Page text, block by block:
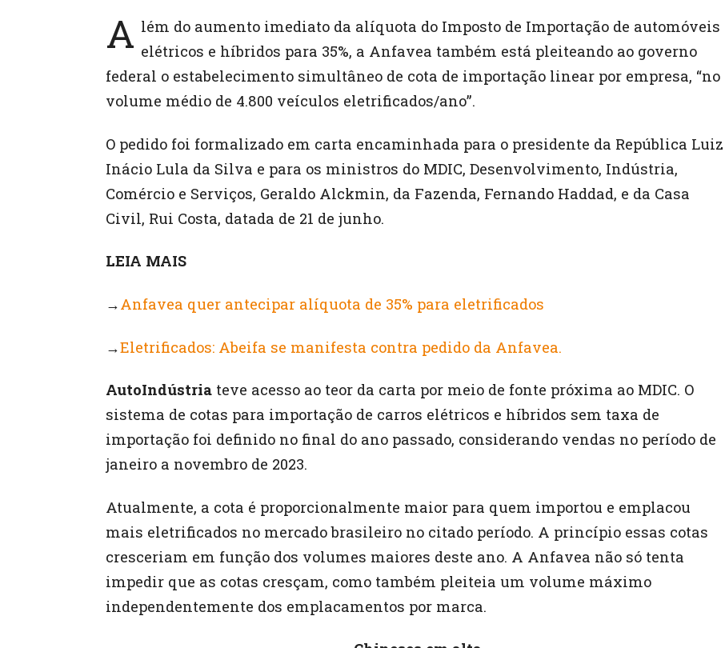
A lém do aumento imediato da alíquota do Imposto de Importação de automóveis
elétricos e híbridos para 35%, a Anfavea também está pleiteando ao governo
federal o estabelecimento simultâneo de cota de importação linear por empresa, “no
volume médio de 4.800 veículos eletrificados/ano”.
O pedido foi formalizado em carta encaminhada para o presidente da República Luiz
Inácio Lula da Silva e para os ministros do MDIC, Desenvolvimento, Indústria,
Comércio e Serviços, Geraldo Alckmin, da Fazenda, Fernando Haddad, e da Casa
Civil, Rui Costa, datada de 21 de junho.
LEIA MAIS
→Anfavea quer antecipar alíquota de 35% para eletrificados
→Eletrificados: Abeifa se manifesta contra pedido da Anfavea.
AutoIndústria teve acesso ao teor da carta por meio de fonte próxima ao MDIC. O
sistema de cotas para importação de carros elétricos e híbridos sem taxa de
importação foi definido no final do ano passado, considerando vendas no período de
janeiro a novembro de 2023.
Atualmente, a cota é proporcionalmente maior para quem importou e emplacou
mais eletrificados no mercado brasileiro no citado período. A princípio essas cotas
cresceriam em função dos volumes maiores deste ano. A Anfavea não só tenta
impedir que as cotas cresçam, como também pleiteia um volume máximo
independentemente dos emplacamentos por marca.